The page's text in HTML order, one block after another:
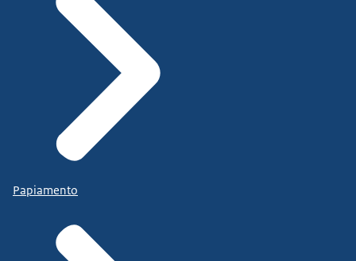
Papiamento